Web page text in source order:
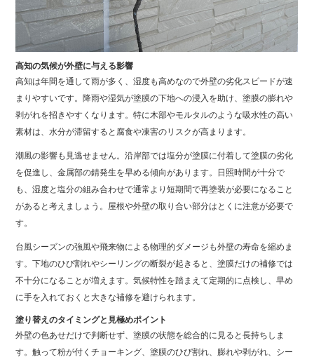
高知の気候が外壁に与える影響
高知は年間を通して雨が多く、湿度も高めなので外壁の劣化スピードが速
まりやすいです。降雨や湿気が塗膜の下地への浸入を助け、塗膜の膨れや
剥がれを招きやすくなります。特に木部やモルタルのような吸水性の高い
素材は、水分が滞留すると腐食や凍害のリスクが高まります。
潮風の影響も見逃せません。沿岸部では塩分が塗膜に付着して塗膜の劣化
を促進し、金属部の錆発生を早める傾向があります。日照時間が十分で
も、湿度と塩分の組み合わせで通常より短期間で再塗装が必要になること
があると考えましょう。屋根や外壁の取り合い部分はとくに注意が必要で
す。
台風シーズンの強風や飛来物による物理的ダメージも外壁の寿命を縮めま
す。下地のひび割れやシーリングの断裂が起きると、塗膜だけの補修では
不十分になることが増えます。気候特性を踏まえて定期的に点検し、早め
に手を入れておくと大きな補修を避けられます。
塗り替えのタイミングと見極めポイント
外壁の色あせだけで判断せず、塗膜の状態を総合的に見ると長持ちしま
す。触って粉が付くチョーキング、塗膜のひび割れ、膨れや剥がれ、シー